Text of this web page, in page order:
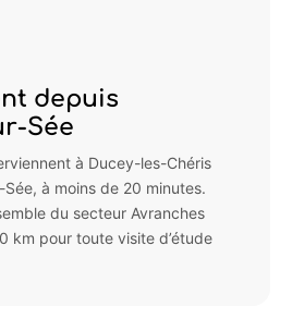
depuis
Sée
à Ducey-les-Chéris
à moins de 20 minutes.
du secteur Avranches
km pour toute visite d’étude